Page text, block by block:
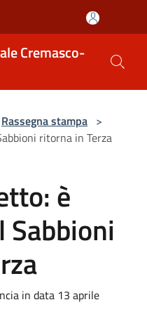
Cremasco-
Rassegna stampa >
ritorna in Terza
è
Sabbioni
in data 13 aprile